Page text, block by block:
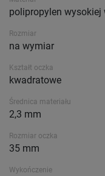
polipropylen wysokiej
Rozmiar
na wymiar
Kształt oczka
kwadratowe
Średnica materiału
2,3 mm
Rozmiar oczka
35 mm
Wykończenie